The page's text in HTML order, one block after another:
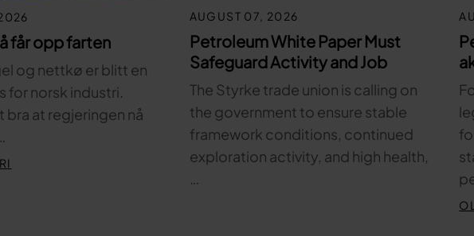
får opp farten
og nettkø er blitt en
for norsk industri.
bra at regjeringen nå
AUGUST 07, 2026
Petroleum White Paper Must
Safeguard Activity and Job
The Styrke trade union is calling on
the government to ensure stable
framework conditions, continued
exploration activity, and high health,
…